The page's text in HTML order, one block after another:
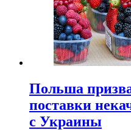
Польша
поставки
с Украины